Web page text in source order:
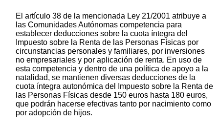
El artículo 38 de la mencionada Ley 21/2001 atribuye a
las Comunidades Autónomas competencia para
establecer deducciones sobre la cuota íntegra del
Impuesto sobre la Renta de las Personas Físicas por
circunstancias personales y familiares, por inversiones
no empresariales y por aplicación de renta. En uso de
esta competencia y dentro de una política de apoyo a la
natalidad, se mantienen diversas deducciones de la
cuota íntegra autonómica del Impuesto sobre la Renta de
las Personas Físicas desde 150 euros hasta 180 euros,
que podrán hacerse efectivas tanto por nacimiento como
por adopción de hijos.